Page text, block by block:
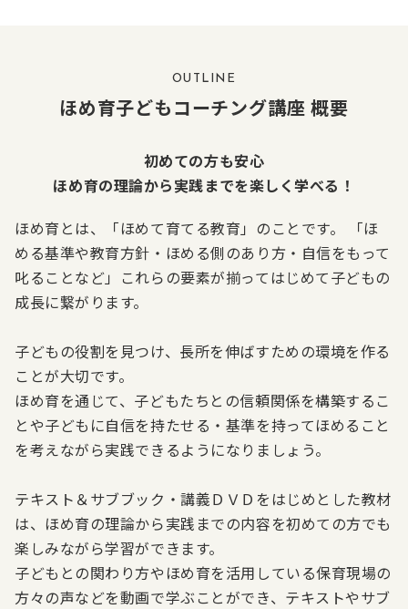
OUTLINE
ほめ育子どもコーチング講座 概要
初めての方も安心
ほめ育の理論から実践までを楽しく学べる！
ほめ育とは、「ほめて育てる教育」のことです。 「ほ
める基準や教育方針・ほめる側のあり方・自信をもって
叱ることなど」これらの要素が揃ってはじめて子どもの
成長に繋がります。
子どもの役割を見つけ、長所を伸ばすための環境を作る
ことが大切です。
ほめ育を通じて、子どもたちとの信頼関係を構築するこ
とや子どもに自信を持たせる・基準を持ってほめること
を考えながら実践できるようになりましょう。
テキスト＆サブブック・講義ＤＶＤをはじめとした教材
は、ほめ育の理論から実践までの内容を初めての方でも
楽しみながら学習ができます。
子どもとの関わり方やほめ育を活用している保育現場の
方々の声などを動画で学ぶことができ、テキストやサブ